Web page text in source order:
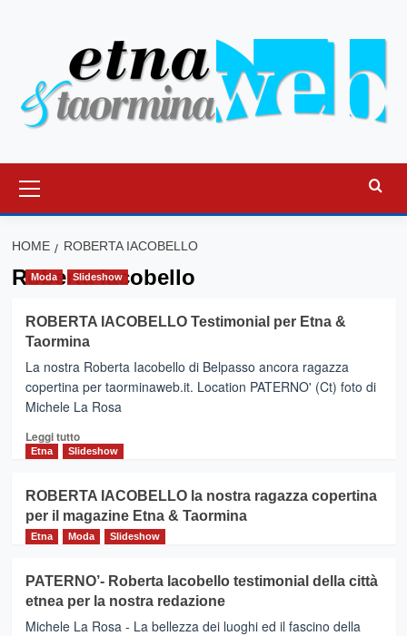
principale
HOME ROBERTA IACOBELLO
Roberta Iacobello
Moda Slideshow
ROBERTA IACOBELLO Testimonial per Etna &
Taormina
La nostra Roberta Iacobello di Belpasso ancora ragazza
copertina per taorminaweb.it. Location PATERNO' (Ct) foto di
Michele La Rosa
Leggi tuttoLeggi
di
ROBERTA
IACOBELLO
Testimonial
&
Taormina
Etna Slideshow
ROBERTA IACOBELLO la nostra ragazza copertina
per il magazine Etna & Taormina
Etna Moda Slideshow
PATERNO’- Roberta Iacobello testimonial della città
etnea per la nostra redazione
Michele La Rosa - La bellezza dei luoghi ed il fascino della